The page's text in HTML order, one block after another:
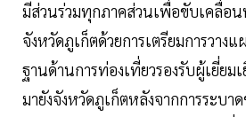
มีส่วนร่วมทุกภาคส่วนเพื่อขับเคลื่อ
จังหวัดภูเก็ตด้วยการเตรียมการวาง
ฐานด้านการท่องเที่ยวรองรับผู้เยี่ยม
มายังจังหวัดภูเก็ตหลังจากการระบา